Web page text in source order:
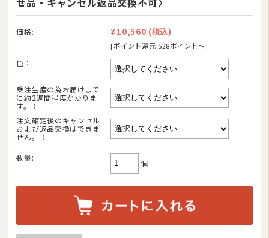
価格: ¥10,560 (税込)
[ポイント還元 528ポイント〜]
色：
受注生産の為お届けまで
に約2週間程度かかりま
す。：
注文確定後のキャンセル
および返品交換はできま
せん。：
数量:
個
商品カテゴリ
羽毛布団
その他掛け布団
敷き布団
マットレス
湿気対策マット・除湿シート
敷きパッド